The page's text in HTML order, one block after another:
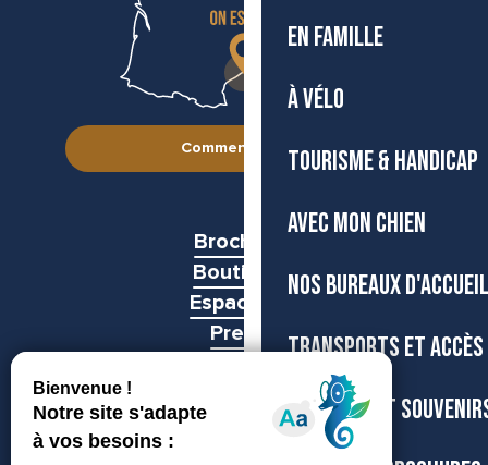
EN FAMILLE
À VÉLO
TOURISME & HANDICAP
AVEC MON CHIEN
NOS BUREAUX D'ACCUEIL
TRANSPORTS ET ACCÈS
BOUTIQUE ET
Comment venir ?
Brochures
Boutiques
Espace pro
Presse